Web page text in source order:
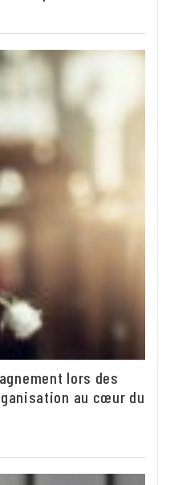
lors des
au cœur du